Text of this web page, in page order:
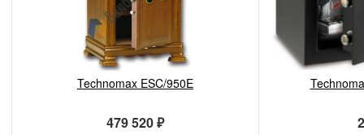
Technomax ESC/950E
479 520 ₽